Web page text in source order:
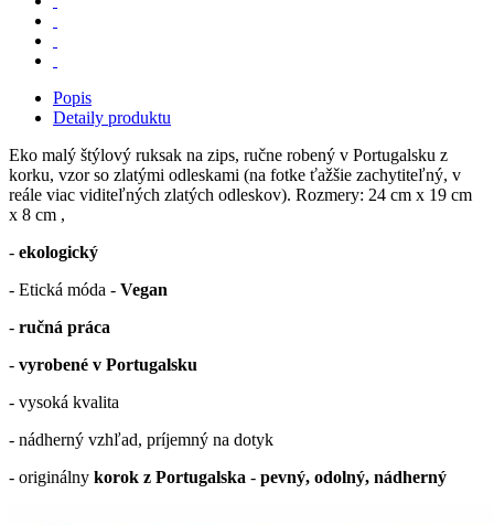
Popis
Detaily produktu
Eko malý štýlový ruksak na zips, ručne robený v Portugalsku z
korku, vzor so zlatými odleskami (na fotke ťažšie zachytiteľný, v
reále viac viditeľných zlatých odleskov). Rozmery: 24 cm x 19 cm
x 8 cm ,
- ekologický
- Etická móda - Vegan
- ručná práca
- vyrobené v Portugalsku
- vysoká kvalita
- nádherný vzhľad, príjemný na dotyk
- originálny korok z Portugalska - pevný, odolný, nádherný